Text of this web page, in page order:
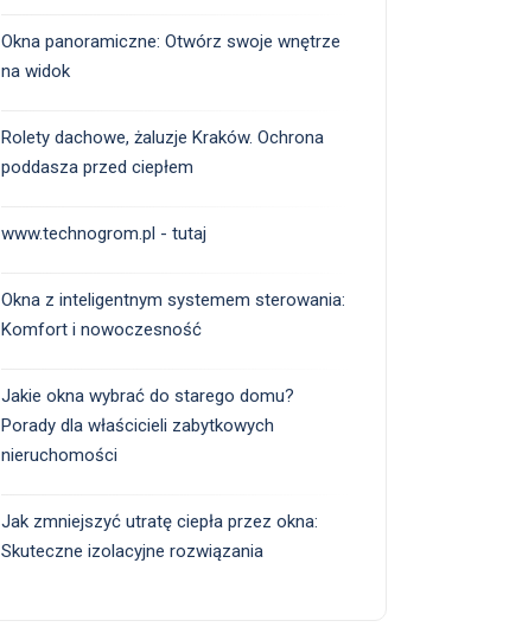
Okna panoramiczne: Otwórz swoje wnętrze
na widok
Rolety dachowe, żaluzje Kraków. Ochrona
poddasza przed ciepłem
www.technogrom.pl - tutaj
Okna z inteligentnym systemem sterowania:
Komfort i nowoczesność
Jakie okna wybrać do starego domu?
Porady dla właścicieli zabytkowych
nieruchomości
Jak zmniejszyć utratę ciepła przez okna:
Skuteczne izolacyjne rozwiązania